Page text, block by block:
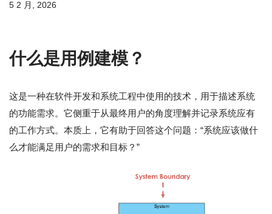
5 2 月, 2026
什么是用例建模？
这是一种在软件开发和系统工程中使用的技术，用于描述系统
的功能需求。它侧重于从最终用户的角度理解并记录系统应有
的工作方式。本质上，它有助于回答这个问题：“系统应该做什
么才能满足用户的需求和目标？”